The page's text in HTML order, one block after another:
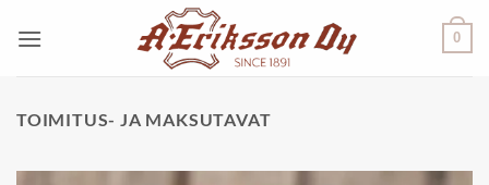
0
TOIMITUS- JA MAKSUTAVAT